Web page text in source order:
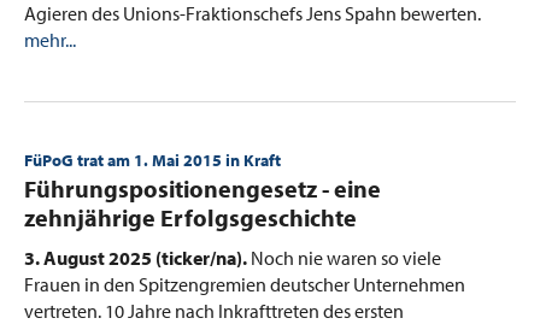
Agieren des Unions-Fraktionschefs Jens Spahn bewerten.
mehr...
FüPoG trat am 1. Mai 2015 in Kraft
:Führungspositionengesetz - eine
zehnjährige Erfolgsgeschichte
3. August 2025 (ticker/na). Noch nie waren so viele
Frauen in den Spitzengremien deutscher Unternehmen
vertreten. 10 Jahre nach Inkrafttreten des ersten